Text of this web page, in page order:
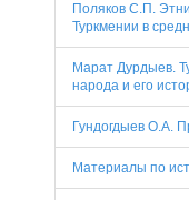
Поляков С.П.
Туркмении в
Марат Дурдыев.
народа и его
Гундогдыев О.А.
Материалы по